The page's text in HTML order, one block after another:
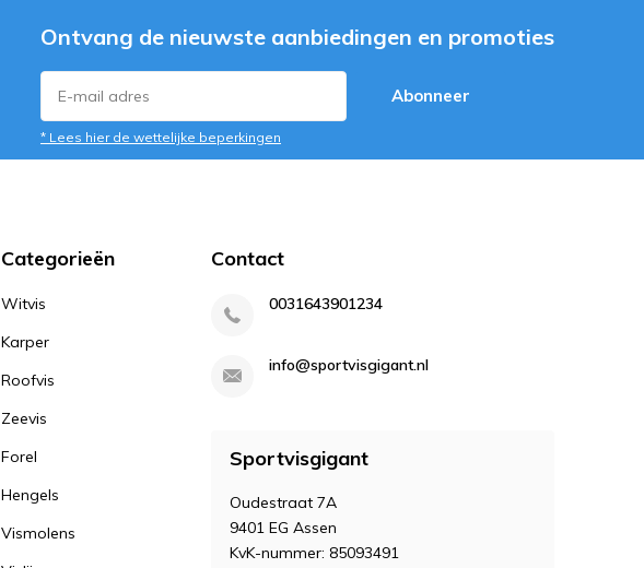
Ontvang de nieuwste aanbiedingen en promoties
Abonneer
* Lees hier de wettelijke beperkingen
Categorieën
Witvis
Karper
Roofvis
Zeevis
Forel
Hengels
Vismolens
Contact
0031643901234
info@sportvisgigant.nl
Sportvisgigant
Oudestraat 7A
9401 EG Assen
KvK-nummer: 85093491